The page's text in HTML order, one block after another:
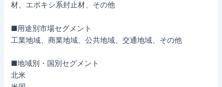
材、エポキシ系封止材、その他
■用途別市場セグメント
工業地域、商業地域、公共地域、交通地域、その他
■地域別・国別セグメント
北米